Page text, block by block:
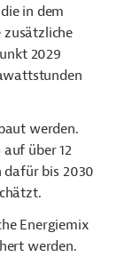
in dem
zusätzliche
2029
werden.
über 12
bis 2030
Energiemix
werden.